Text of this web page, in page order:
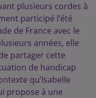
plusieurs cordes à
participé l’été
de France avec le
années, elle
partager cette
de handicap
qu’Isabelle
propose à une